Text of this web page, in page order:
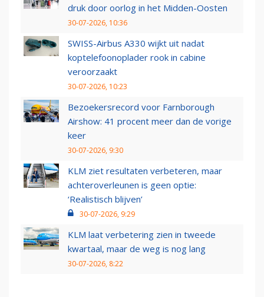
druk door oorlog in het Midden-Oosten
30-07-2026, 10:36
SWISS-Airbus A330 wijkt uit nadat
koptelefoonoplader rook in cabine
veroorzaakt
30-07-2026, 10:23
Bezoekersrecord voor Farnborough
Airshow: 41 procent meer dan de vorige
keer
30-07-2026, 9:30
KLM ziet resultaten verbeteren, maar
achteroverleunen is geen optie:
‘Realistisch blijven’
30-07-2026, 9:29
KLM laat verbetering zien in tweede
kwartaal, maar de weg is nog lang
30-07-2026, 8:22